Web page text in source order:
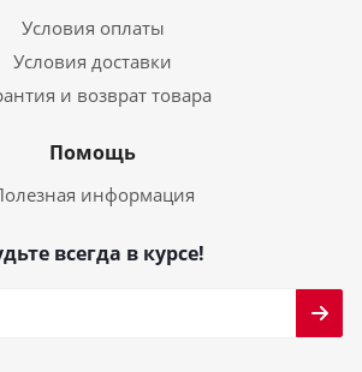
Условия оплаты
Условия доставки
и возврат товара
Помощь
информация
всегда в курсе!